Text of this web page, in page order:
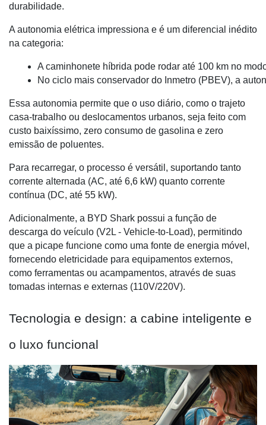
durabilidade.
A autonomia elétrica impressiona e é um diferencial inédito
na categoria:
A caminhonete híbrida pode rodar até 100 km no
No ciclo mais conservador do Inmetro (PBEV), a
Essa autonomia permite que o uso diário, como o trajeto
casa-trabalho ou deslocamentos urbanos, seja feito com
custo baixíssimo, zero consumo de gasolina e zero
emissão de poluentes.
Para recarregar, o processo é versátil, suportando tanto
corrente alternada (AC, até 6,6 kW) quanto corrente
contínua (DC, até 55 kW).
Adicionalmente, a BYD Shark possui a função de
descarga do veículo (V2L - Vehicle-to-Load), permitindo
que a picape funcione como uma fonte de energia móvel,
fornecendo eletricidade para equipamentos externos,
como ferramentas ou acampamentos, através de suas
tomadas internas e externas (110V/220V).
Tecnologia e design: a cabine inteligente e
o luxo funcional